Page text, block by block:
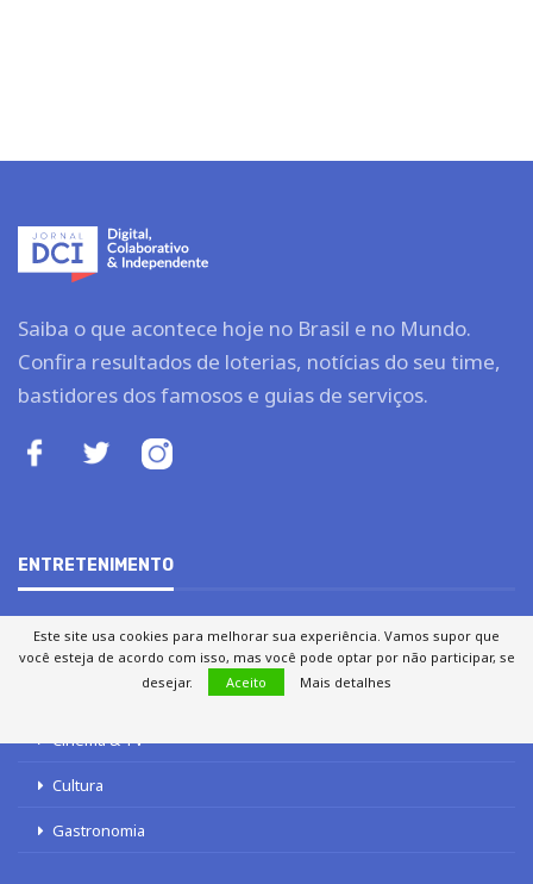
Saiba o que acontece hoje no Brasil e no Mundo.
Confira resultados de loterias, notícias do seu time,
bastidores dos famosos e guias de serviços.
ENTRETENIMENTO
Casa e Decoração
Celebridades
Cinema & TV
Cultura
Gastronomia
Este site usa cookies para melhorar sua experiência. Vamos supor que
você esteja de acordo com isso, mas você pode optar por não participar, se
desejar.
Aceito Mais detalhes